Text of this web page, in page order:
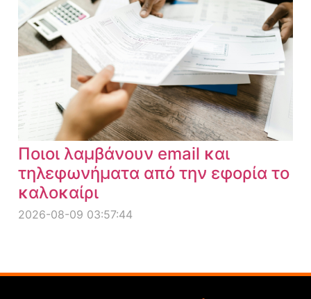
Ποιοι λαμβάνουν email και
τηλεφωνήματα από την εφορία το
καλοκαίρι
2026-08-09 03:57:44